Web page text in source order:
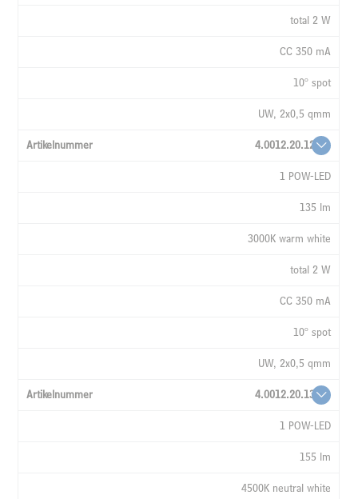
total 2 W
CC 350 mA
10° spot
UW, 2x0,5 qmm
4.0012.20.12
1 POW-LED
135 lm
3000K warm white
total 2 W
CC 350 mA
10° spot
UW, 2x0,5 qmm
4.0012.20.13
1 POW-LED
155 lm
4500K neutral white